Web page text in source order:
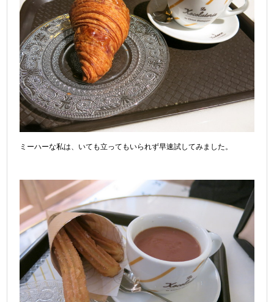
ミーハーな私は、いても立ってもいられず早速試してみました。